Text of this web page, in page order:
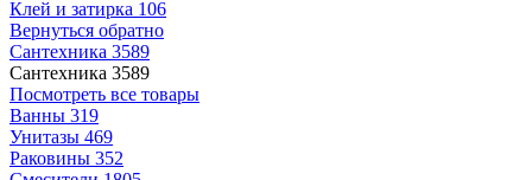
Клей и затирка 106
Вернуться обратно
Сантехника 3589
Сантехника 3589
Посмотреть все товары
Ванны 319
Унитазы 469
Раковины 352